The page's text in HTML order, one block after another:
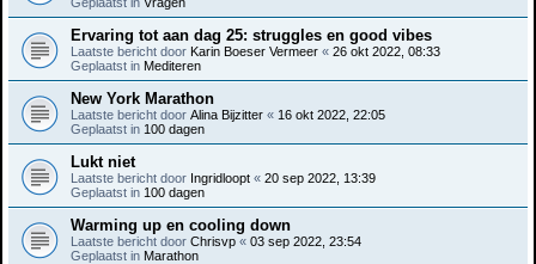
Ervaring tot aan dag 25: struggles en good vibes
Laatste bericht door Karin Boeser Vermeer « 26 okt 2022, 08:33
Geplaatst in Mediteren
New York Marathon
Laatste bericht door Alina Bijzitter « 16 okt 2022, 22:05
Geplaatst in 100 dagen
Lukt niet
Laatste bericht door Ingridloopt « 20 sep 2022, 13:39
Geplaatst in 100 dagen
Warming up en cooling down
Laatste bericht door Chrisvp « 03 sep 2022, 23:54
Geplaatst in Marathon